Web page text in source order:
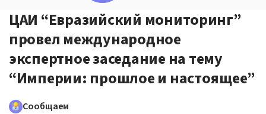
ЦАИ “Евразийский мониторинг”
провел международное
экспертное заседание на тему
“Империи: прошлое и настоящее”
Сообщаем